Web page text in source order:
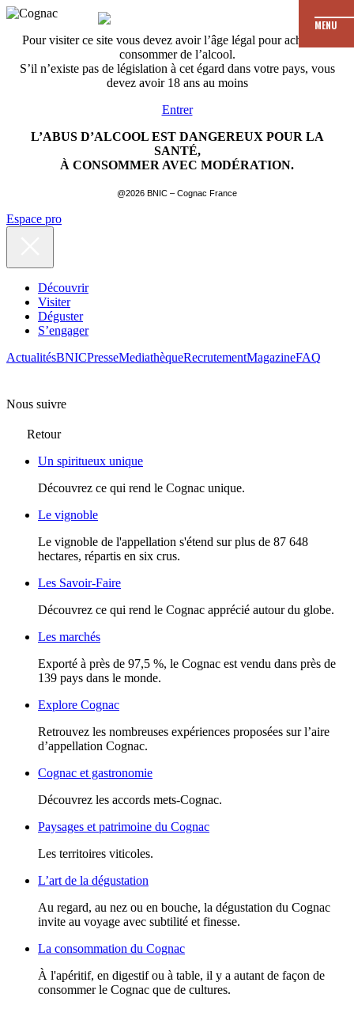
Pour visiter ce site vous devez avoir l’âge légal pour acheter et
consommer de l’alcool.
S’il n’existe pas de législation à cet égard dans votre pays, vous
devez avoir 18 ans au moins
Entrer
L’ABUS D’ALCOOL EST DANGEREUX POUR LA
SANTÉ,
À CONSOMMER AVEC MODÉRATION.
@2026 BNIC – Cognac France
MENU
Espace pro
Découvrir
Visiter
Déguster
S’engager
ActualitésBNICPresseMediathèqueRecrutementMagazineFAQ
Nous suivre
Retour
Un spiritueux unique
Découvrez ce qui rend le Cognac unique.
Le vignoble
Le vignoble de l'appellation s'étend sur plus de 87 648
hectares, répartis en six crus.
Les Savoir-Faire
Découvrez ce qui rend le Cognac apprécié autour du globe.
Les marchés
Exporté à près de 97,5 %, le Cognac est vendu dans près de
139 pays dans le monde.
Explore Cognac
Retrouvez les nombreuses expériences proposées sur l’aire
d’appellation Cognac.
Cognac et gastronomie
Découvrez les accords mets-Cognac.
Paysages et patrimoine du Cognac
Les territoires viticoles.
L’art de la dégustation
Au regard, au nez ou en bouche, la dégustation du Cognac
invite au voyage avec subtilité et finesse.
La consommation du Cognac
À l'apéritif, en digestif ou à table, il y a autant de façon de
consommer le Cognac que de cultures.